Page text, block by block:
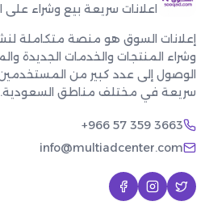
اعلانات سريعة بيع وشراء على
إعلانات السوق هو منصة متكاملة لنشر
وشراء المنتجات والخدمات الجديدة
الوصول إلى عدد كبير من
سريعة في مختلف مناطق السعودية.
+966 57 359 3663
info@multiadcenter.com